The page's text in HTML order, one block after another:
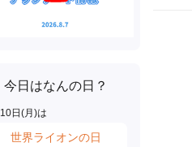
今日はなんの日？
10日(月 )は
世界ライオンの日